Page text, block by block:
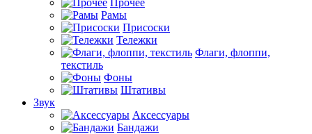
Прочее
Рамы
Присоски
Тележки
Флаги, флоппи,
текстиль
Фоны
Штативы
Звук
Аксессуары
Бандажи